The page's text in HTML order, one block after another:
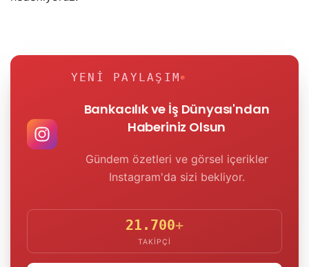
YENI PAYLAŞIM
Bankacılık ve İş Dünyası'ndan
Haberiniz Olsun
Gündem özetleri ve görsel içerikler
Instagram'da sizi bekliyor.
21.700+
TAKIPÇI